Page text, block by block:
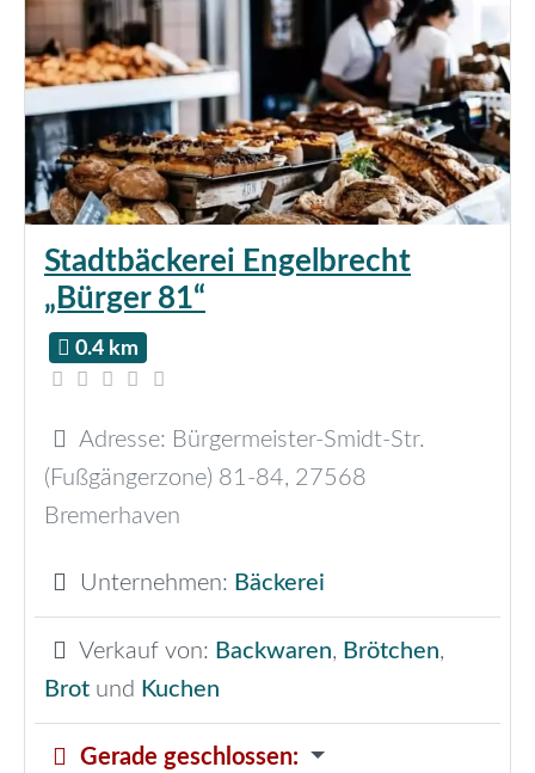
Stadtbäckerei Engelbrecht
„Bürger 81“
0.4 km
Adresse: Bürgermeister-Smidt-Str.
(Fußgängerzone) 81-84, 27568
Bremerhaven
Unternehmen: Bäckerei
Verkauf von: Backwaren, Brötchen,
Brot und Kuchen
Gerade geschlossen: